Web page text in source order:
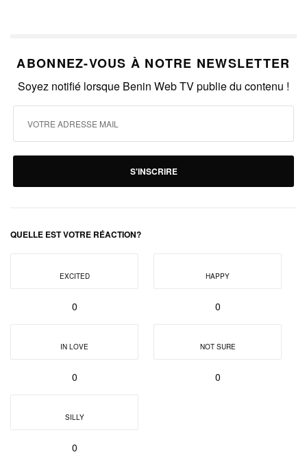
ABONNEZ-VOUS À NOTRE NEWSLETTER
Soyez notifié lorsque Benin Web TV publie du contenu !
S'INSCRIRE
QUELLE EST VOTRE RÉACTION?
EXCITED
0
HAPPY
0
IN LOVE
0
NOT SURE
0
SILLY
0